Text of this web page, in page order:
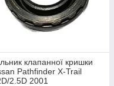
клапанної кришки
Pathfinder X-Trail
2.5D 2001